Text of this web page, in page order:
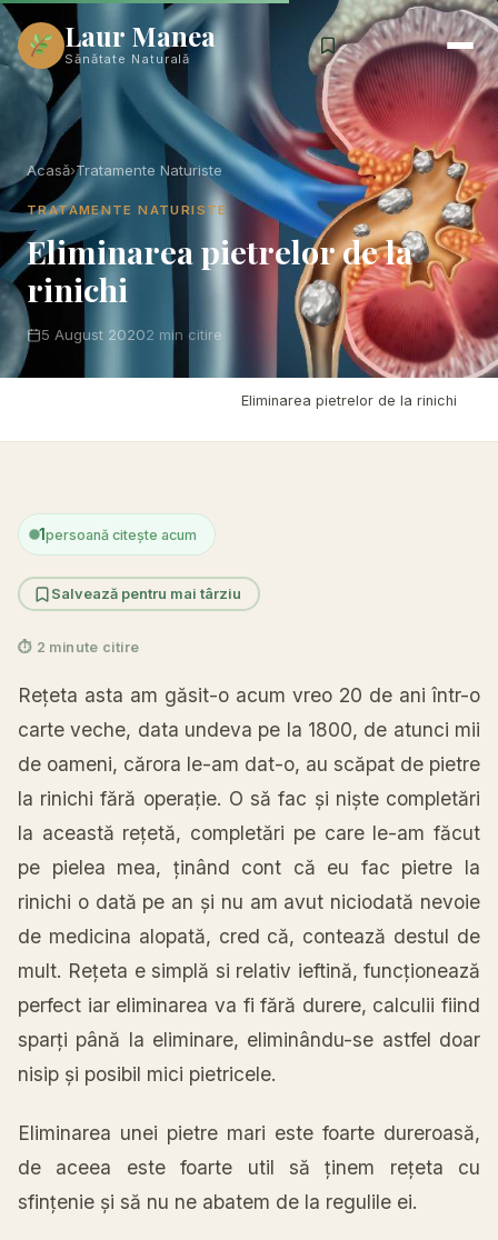
Laur Manea
Sănătate Naturală
Acasă›Tratamente Naturiste
TRATAMENTE NATURISTE
Eliminarea pietrelor de la
rinichi
5 August 20202 min citire
Eliminarea pietrelor de la rinichi
1persoană citește acum
Salvează pentru mai târziu
⏱ 2 minute citire
Rețeta asta am găsit-o acum vreo 20 de aniîntr-o
carte veche, data undeva pe la 1800, de atunci mii
de oameni, cărora le-am dat-o, au scăpat de pietre
la rinichi fără operație. O să fac și niște completări
la această rețetă, completări pe care le-amfăcut
pe pielea mea, ținând cont că eu fac pietre la
rinichi o dată pe an și nu am avut niciodată nevoie
de medicina alopată, cred că, contează destul de
mult. Rețeta e simplă si relativ ieftină,funcționează
perfect iar eliminarea va fifără durere, calculii fiind
sparți până la eliminare, eliminându-se astfel doar
nisip și posibil mici pietricele.
Eliminarea unei pietre mari este foarte dureroasă,
de aceea este foarte util să ținem rețeta cu
sfințenie și să nu ne abatem de la regulile ei.